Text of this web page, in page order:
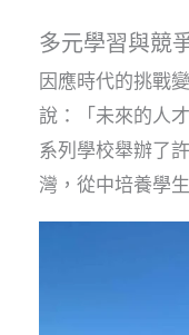
多元學習與競
因應時代的挑戰
說：「未來的人
系列學校舉辦了
灣，從中培養學